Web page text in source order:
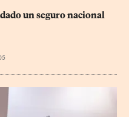
un seguro nacional